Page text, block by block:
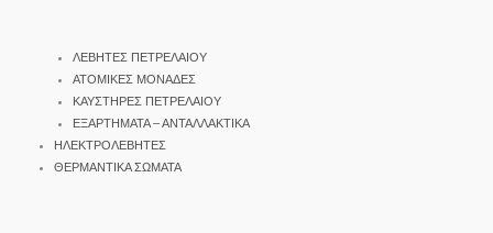
ΛΕΒΗΤΕΣ ΠΕΤΡΕΛΑΙΟΥ
ΑΤΟΜΙΚΕΣ ΜΟΝΑΔΕΣ
ΚΑΥΣΤΗΡΕΣ ΠΕΤΡΕΛΑΙΟΥ
ΕΞΑΡΤΗΜΑΤΑ – ΑΝΤΑΛΛΑΚΤΙΚΑ
ΗΛΕΚΤΡΟΛΕΒΗΤΕΣ
ΘΕΡΜΑΝΤΙΚΑ ΣΩΜΑΤΑ